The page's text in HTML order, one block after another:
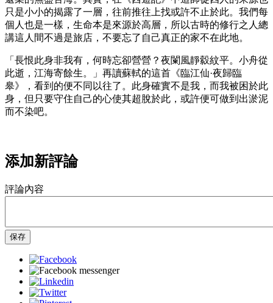
只是小小的揭露了一層，往前推往上找或許不止於此。我們每
個人也是一樣，生命本是來源於高層，所以古時的修行之人總
講這人間不過是旅店，不要忘了自己真正的家不在此地。
「長恨此身非我有，何時忘卻營營？夜闌風靜縠紋平。小舟從
此逝，江海寄餘生。」再讀蘇軾的這首《臨江仙·夜歸臨
皋》，看到的便不同以往了。此身確實不是我，而我被困於此
身，但只要守住自己的心使其超脫於此，或許便可做到出淤泥
而不染吧。
添加新評論
評論內容
保存